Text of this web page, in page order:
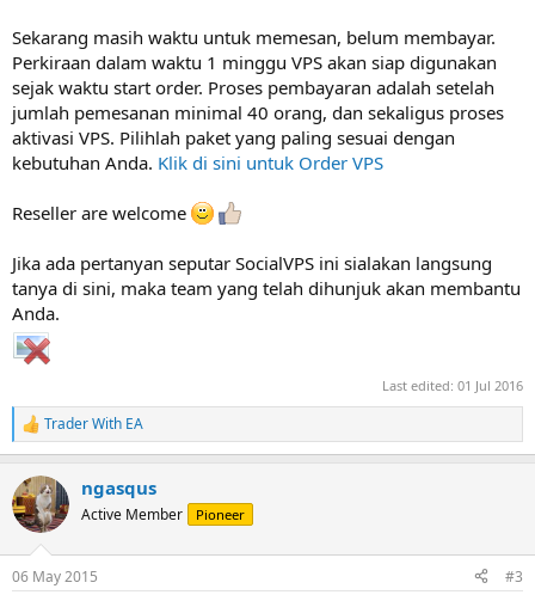
Sekarang masih waktu untuk memesan, belum membayar.
Perkiraan dalam waktu 1 minggu VPS akan siap digunakan
sejak waktu start order. Proses pembayaran adalah setelah
jumlah pemesanan minimal 40 orang, dan sekaligus proses
aktivasi VPS. Pilihlah paket yang paling sesuai dengan
kebutuhan Anda. Klik di sini untuk Order VPS
Reseller are welcome
Jika ada pertanyan seputar SocialVPS ini sialakan langsung
tanya di sini, maka team yang telah dihunjuk akan membantu
Anda.
Last edited: 01 Jul 2016
R
e
c
t
i
s
Trader With EA
ngasqus
Active Member Pioneer
06 May 2015 #3